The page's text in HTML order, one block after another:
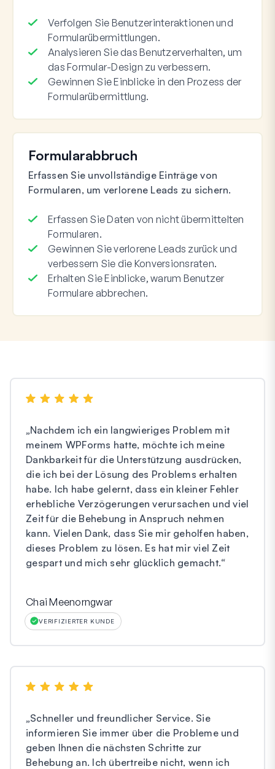
Verfolgen Sie Benutzerinteraktionen und
Formularübermittlungen.
Analysieren Sie das Benutzerverhalten, um
das Formular-Design zu verbessern.
Gewinnen Sie Einblicke in den Prozess der
Formularübermittlung.
Formularabbruch
Erfassen Sie unvollständige Einträge von
Formularen, um verlorene Leads zu sichern.
Erfassen Sie Daten von nicht übermittelten
Formularen.
Gewinnen Sie verlorene Leads zurück und
verbessern Sie die Konversionsraten.
Erhalten Sie Einblicke, warum Benutzer
Formulare abbrechen.
„Nachdem ich ein langwieriges Problem mit
meinem WPForms hatte, möchte ich meine
Dankbarkeit für die Unterstützung ausdrücken,
die ich bei der Lösung des Problems erhalten
habe. Ich habe gelernt, dass ein kleiner Fehler
erhebliche Verzögerungen verursachen und viel
Zeit für die Behebung in Anspruch nehmen
kann. Vielen Dank, dass Sie mir geholfen haben,
dieses Problem zu lösen. Es hat mir viel Zeit
gespart und mich sehr glücklich gemacht.“
Chai Meenorngwar
VERIFIZIERTER KUNDE
„Schneller und freundlicher Service. Sie
informieren Sie immer über die Probleme und
geben Ihnen die nächsten Schritte zur
Behebung an. Ich übertreibe nicht, wenn ich